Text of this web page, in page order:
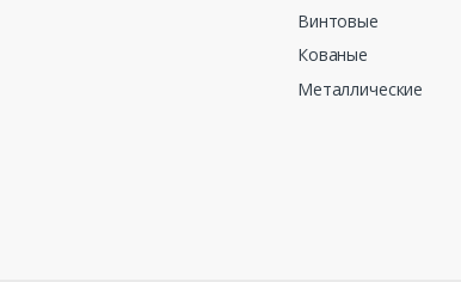
Винтовые
Кованые
Металлические